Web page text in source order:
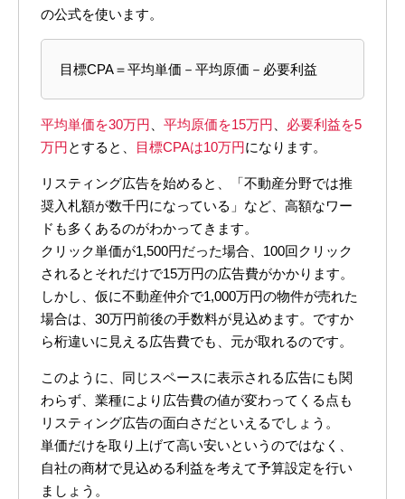
の公式を使います。
目標CPA＝平均単価－平均原価－必要利益
平均単価を30万円 平均原価を15万円
必要利益を5
万円とすると、 目標CPAは10万円になります。
リスティング広告を始めると、「不動産分野では推
奨入札額が数千円になっている」など、高額なワー
ドも多くあるのがわかってきます。
クリック単価が1,500円だった場合、100回クリック
されるとそれだけで15万円の広告費がかかります。
しかし、仮に不動産仲介で1,000万円の物件が売れた
場合は、30万円前後の手数料が見込めます。ですか
ら桁違いに見える広告費でも、元が取れるのです。
このように、同じスペースに表示される広告にも関
わらず、業種により広告費の値が変わってくる点も
リスティング広告の面白さだといえるでしょう。
単価だけを取り上げて高い安いというのではなく、
自社の商材で見込める利益を考えて予算設定を行い
ましょう。